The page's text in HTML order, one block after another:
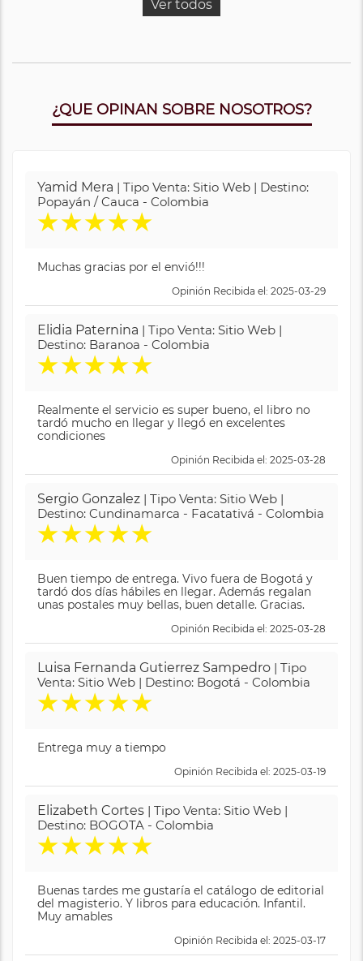
Ver todos
¿QUE OPINAN SOBRE NOSOTROS?
Yamid Mera | Tipo Venta: Sitio Web | Destino:
Popayán / Cauca - Colombia
★★★★★
Muchas gracias por el envió!!!
Opinión Recibida el: 2025-03-29
Elidia Paternina | Tipo Venta: Sitio Web |
Destino: Baranoa - Colombia
★★★★★
Realmente el servicio es super bueno, el libro no
tardó mucho en llegar y llegó en excelentes
condiciones
Opinión Recibida el: 2025-03-28
Sergio Gonzalez | Tipo Venta: Sitio Web |
Destino: Cundinamarca - Facatativá - Colombia
★★★★★
Buen tiempo de entrega. Vivo fuera de Bogotá y
tardó dos días hábiles en llegar. Además regalan
unas postales muy bellas, buen detalle. Gracias.
Opinión Recibida el: 2025-03-28
Luisa Fernanda Gutierrez Sampedro | Tipo
Venta: Sitio Web | Destino: Bogotá - Colombia
★★★★★
Entrega muy a tiempo
Opinión Recibida el: 2025-03-19
Elizabeth Cortes | Tipo Venta: Sitio Web |
Destino: BOGOTA - Colombia
★★★★★
Buenas tardes me gustaría el catálogo de editorial
del magisterio. Y libros para educación. Infantil.
Muy amables
Opinión Recibida el: 2025-03-17